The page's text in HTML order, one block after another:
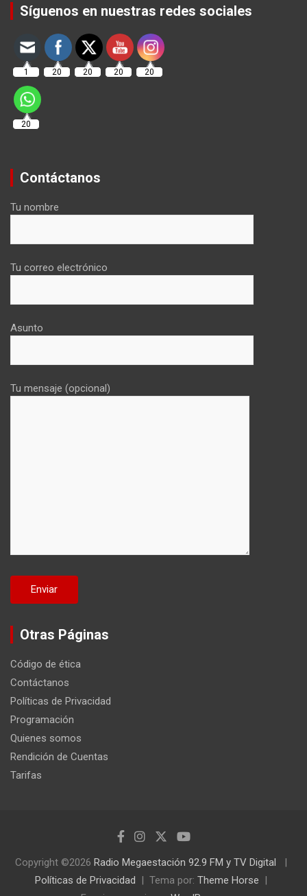
Síguenos en nuestras redes sociales
1 20 20 20 20
20
Contáctanos
Tu nombre
Tu correo electrónico
Asunto
Tu mensaje (opcional)
Otras Páginas
Código de ética
Contáctanos
Políticas de Privacidad
Programación
Quienes somos
Rendición de Cuentas
Tarifas
Copyright ©2026 Radio Megaestación 92.9 FM y TV Digital
Políticas de Privacidad
Tema por: Theme Horse